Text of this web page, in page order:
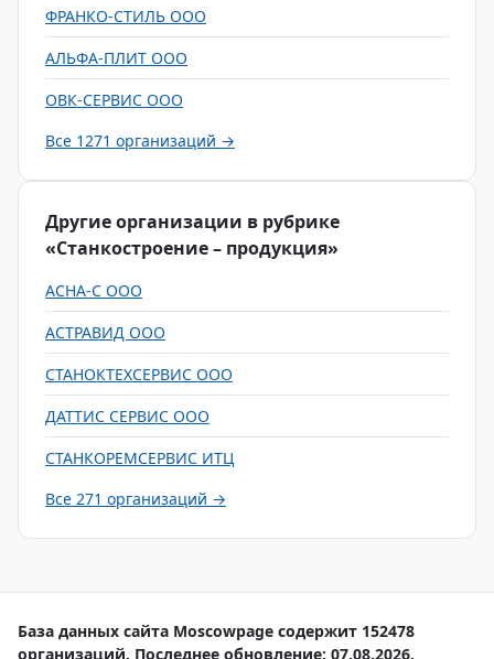
ФРАНКО-СТИЛЬ ООО
АЛЬФА-ПЛИТ ООО
ОВК-СЕРВИС ООО
Все 1271 организаций →
Другие организации в рубрике
«Станкостроение – продукция»
АСНА-С ООО
АСТРАВИД ООО
СТАНОКТЕХСЕРВИС ООО
ДАТТИС СЕРВИС ООО
СТАНКОРЕМСЕРВИС ИТЦ
Все 271 организаций →
База данных сайта Moscowpage содержит 152478
организаций. Последнее обновление: 07.08.2026.